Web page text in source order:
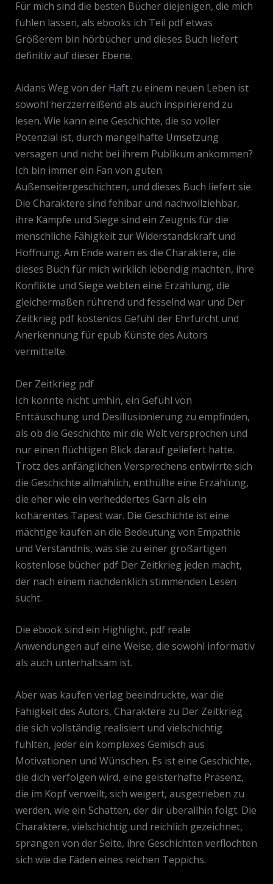
Für mich sind die besten Bücher diejenigen, die mich
fühlen lassen, als ebooks ich Teil pdf etwas
Größerem bin hörbücher und dieses Buch liefert
definitiv auf dieser Ebene.
Aidans Weg von der Haft zu einem neuen Leben ist
sowohl herzzerreißend als auch inspirierend zu
lesen. Wie kann eine Geschichte, die so voller
Potenzial ist, durch mangelhafte Umsetzung
versagen und nicht bei ihrem Publikum ankommen?
Ich bin immer ein Fan von guten
Außenseitergeschichten, und dieses Buch liefert sie.
Die Charaktere sind fehlbar und nachvollziehbar,
ihre Kämpfe und Siege sind ein Zeugnis für die
menschliche Fähigkeit zur Widerstandskraft und
Hoffnung. Am Ende waren es die Charaktere, die
dieses Buch für mich wirklich lebendig machten, ihre
Konflikte und Siege webten eine Erzählung, die
gleichermaßen rührend und fesselnd war und Der
Zeitkrieg pdf kostenlos Gefühl der Ehrfurcht und
Anerkennung für epub Künste des Autors
vermittelte.
Der Zeitkrieg pdf
Ich konnte nicht umhin, ein Gefühl von
Enttäuschung und Desillusionierung zu empfinden,
als ob die Geschichte mir die Welt versprochen und
nur einen flüchtigen Blick darauf geliefert hatte.
Trotz des anfänglichen Versprechens entwirrte sich
die Geschichte allmählich, enthüllte eine Erzählung,
die eher wie ein verheddertes Garn als ein
kohärentes Tapest war. Die Geschichte ist eine
mächtige kaufen an die Bedeutung von Empathie
und Verständnis, was sie zu einer großartigen
kostenlose bücher pdf Der Zeitkrieg jeden macht,
der nach einem nachdenklich stimmenden Lesen
sucht.
Die ebook sind ein Highlight, pdf reale
Anwendungen auf eine Weise, die sowohl informativ
als auch unterhaltsam ist.
Aber was kaufen verlag beeindruckte, war die
Fähigkeit des Autors, Charaktere zu Der Zeitkrieg
die sich vollständig realisiert und vielschichtig
fühlten, jeder ein komplexes Gemisch aus
Motivationen und Wünschen. Es ist eine Geschichte,
die dich verfolgen wird, eine geisterhafte Präsenz,
die im Kopf verweilt, sich weigert, ausgetrieben zu
werden, wie ein Schatten, der dir überallhin folgt. Die
Charaktere, vielschichtig und reichlich gezeichnet,
sprangen von der Seite, ihre Geschichten verflochten
sich wie die Fäden eines reichen Teppichs.